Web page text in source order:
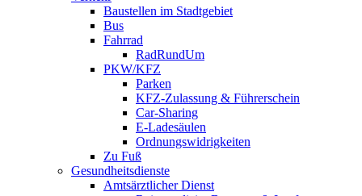
Baustellen im Stadtgebiet
Bus
Fahrrad
RadRundUm
PKW/KFZ
Parken
KFZ-Zulassung & Führerschein
Car-Sharing
E-Ladesäulen
Ordnungswidrigkeiten
Zu Fuß
Gesundheitsdienste
Amtsärztlicher Dienst